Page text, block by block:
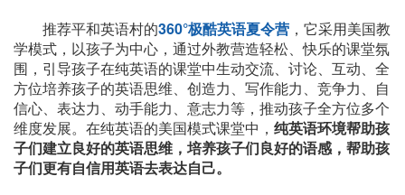
推荐平和英语村的360°极酷英语夏令营 ，它采用美国教
学模式，以孩子为中心，通过外教营造轻松、快乐的课堂氛
围，引导孩子在纯英语的课堂中生动交流、讨论、互动、全
方位培养孩子的英语思维、创造力、写作能力、竞争力、自
信心、表达力、动手能力、意志力等，推动孩子全方位多个
维度发展。在纯英语的美国模式课堂中， 纯英语环境帮助孩
子们建立良好的英语思维，培养孩子们良好的语感，帮助孩
子们更有自信用英语去表达自己。